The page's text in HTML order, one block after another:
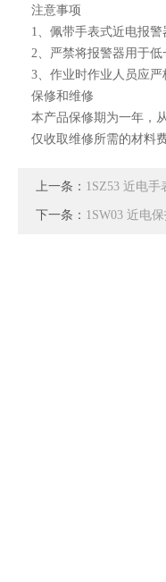
注意事项
1、佩带手表式近电报
2、严禁将报警器用于
3、作业时作业人员应
保修和维修
本产品保修期为一年，
仅收取维修所需的材料
上一条： 1SZ53 近电
下一条： 1SW03 近电